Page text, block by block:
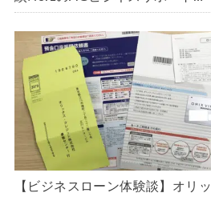
300万円の枠で翌日に借りられま
した。全手順を丁寧に解説しま
す。
【ビジネスローン体験談】オリッ